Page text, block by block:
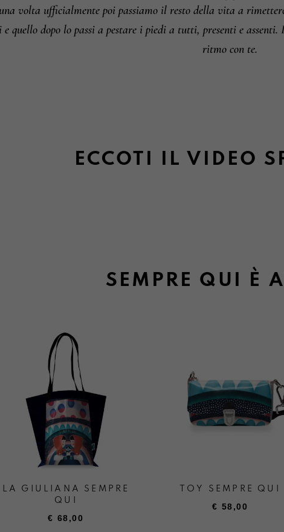
volta ufficialmente poi passiamo il resto della vita a
e quello dopo lo passi a pestare i piedi a tutti, presenti e
ritmo con te.
ECCOTI IL VIDEO
SEMPRE QUI È
LA GIULIANA SEMPRE
QUI
€ 68,00
TOY SEMPRE QUI
€ 58,00